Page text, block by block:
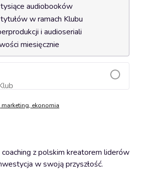
audiobooków
w ramach Klubu
i audioseriali
miesięcznie
Dodaj do koszyka
marketing, ekonomia
z polskim kreatorem liderów
w swoją przyszłość.